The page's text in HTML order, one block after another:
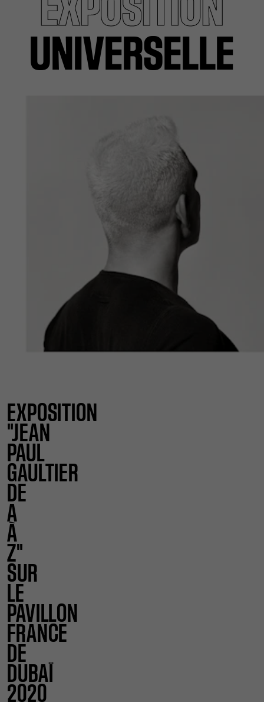
EXPOSITION
UNIVERSELLE
EXPOSITION
"JEAN
PAUL
GAULTIER
DE
A
À
Z"
SUR
LE
PAVILLON
FRANCE
DE
DUBAÏ
2020